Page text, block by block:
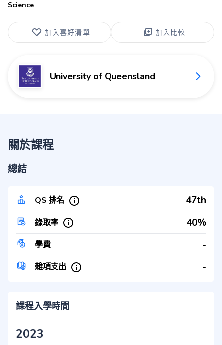
Science
加入喜好清單 加入比較
University of Queensland
關於課程
總結
QS 排名 47th
錄取率 40%
學費 -
雜項支出 -
課程入學時間
2023